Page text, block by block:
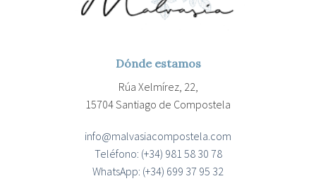
Dónde estamos
Rúa Xelmírez, 22,
15704 Santiago de Compostela
info@malvasiacompostela.com
Teléfono: (+34) 981 58 30 78
WhatsApp: (+34) 699 37 95 32